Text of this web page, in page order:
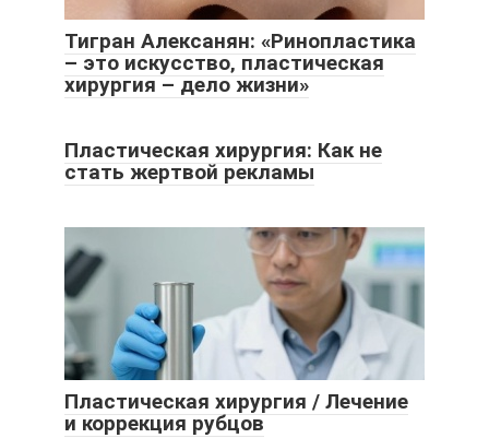
Тигран Алексанян: «Ринопластика
– это искусство‚ пластическая
хирургия – дело жизни»
Пластическая хирургия: Как не
стать жертвой рекламы
Пластическая хирургия / Лечение
и коррекция рубцов